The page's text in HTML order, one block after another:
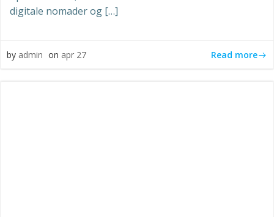
digitale nomader og […]
by admin on apr 27 Read more